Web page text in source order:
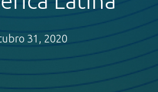
31, 2020